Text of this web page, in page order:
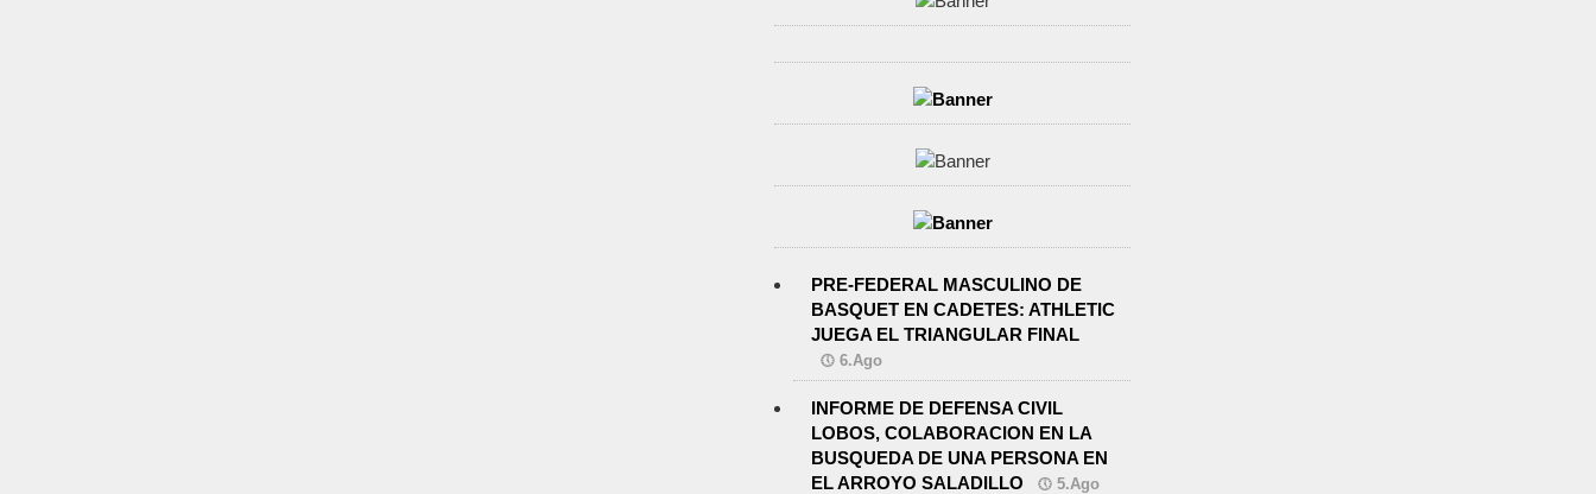
PRE-FEDERAL MASCULINO DE
BASQUET EN CADETES: ATHLETIC
JUEGA EL TRIANGULAR FINAL
6.Ago
INFORME DE DEFENSA CIVIL
LOBOS, COLABORACION EN LA
BUSQUEDA DE UNA PERSONA EN
EL ARROYO SALADILLO
5.Ago